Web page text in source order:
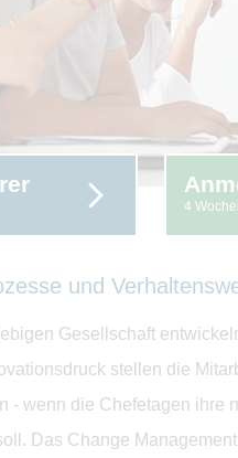
4
und
Gesellschaft
stellen die
- wenn die Chefetagen ihre
Das Change